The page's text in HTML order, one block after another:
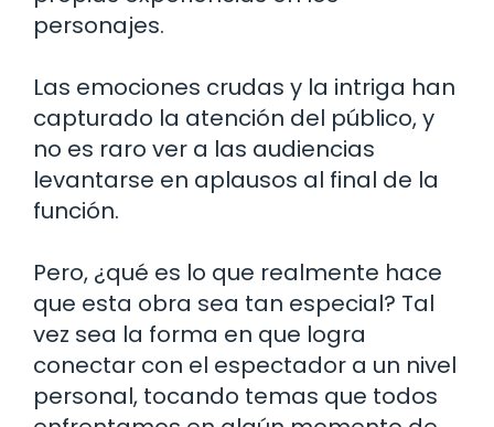
personajes.
Las emociones crudas y la intriga han
capturado la atención del público, y
no es raro ver a las audiencias
levantarse en aplausos al final de la
función.
Pero, ¿qué es lo que realmente hace
que esta obra sea tan especial? Tal
vez sea la forma en que logra
conectar con el espectador a un nivel
personal, tocando temas que todos